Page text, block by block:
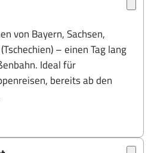
von Bayern, Sachsen,
– einen Tag lang
Ideal für
bereits ab den